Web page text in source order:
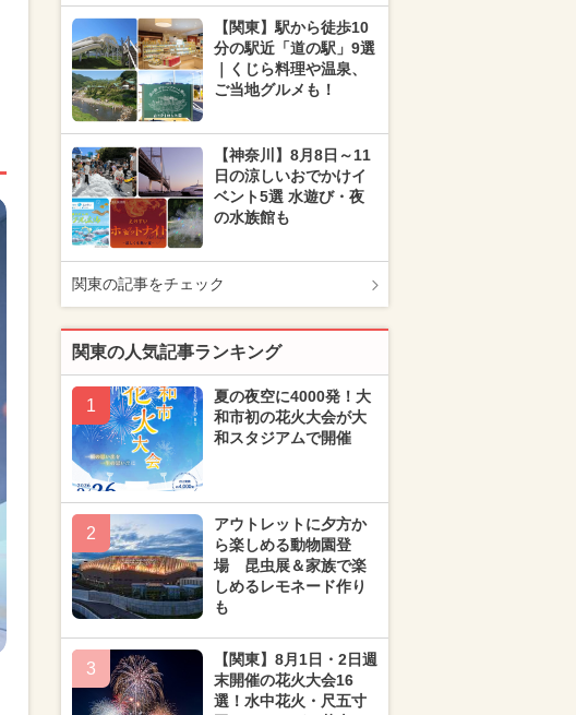
【関東】駅から徒歩10
分の駅近「道の駅」9選
｜くじら料理や温泉、
ご当地グルメも！
【神奈川】8月8日～11
日の涼しいおでかけイ
ベント5選 水遊び・夜
の水族館も
関東の記事をチェック
関東の人気記事ランキング
1
夏の夜空に4000発！大
和市初の花火大会が大
和スタジアムで開催
2
アウトレットに夕方か
ら楽しめる動物園登
場 昆虫展＆家族で楽
しめるレモネード作り
も
3
【関東】8月1日・2日週
末開催の花火大会16
選！水中花火・尺五寸